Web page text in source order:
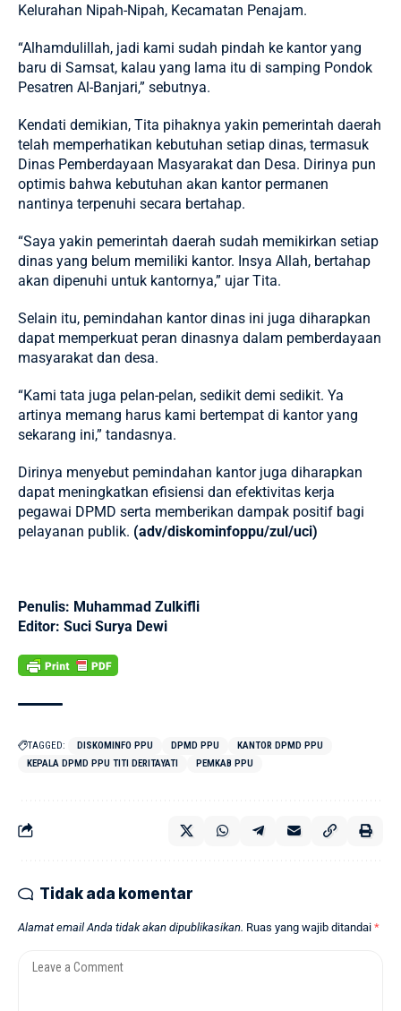
Kelurahan Nipah-Nipah, Kecamatan Penajam.
“Alhamdulillah, jadi kami sudah pindah ke kantor yang
baru di Samsat, kalau yang lama itu di samping Pondok
Pesatren Al-Banjari,” sebutnya.
Kendati demikian, Tita pihaknya yakin pemerintah daerah
telah memperhatikan kebutuhan setiap dinas, termasuk
Dinas Pemberdayaan Masyarakat dan Desa. Dirinya pun
optimis bahwa kebutuhan akan kantor permanen
nantinya terpenuhi secara bertahap.
“Saya yakin pemerintah daerah sudah memikirkan setiap
dinas yang belum memiliki kantor. Insya Allah, bertahap
akan dipenuhi untuk kantornya,” ujar Tita.
Selain itu, pemindahan kantor dinas ini juga diharapkan
dapat memperkuat peran dinasnya dalam pemberdayaan
masyarakat dan desa.
“Kami tata juga pelan-pelan, sedikit demi sedikit. Ya
artinya memang harus kami bertempat di kantor yang
sekarang ini,” tandasnya.
Dirinya menyebut pemindahan kantor juga diharapkan
dapat meningkatkan efisiensi dan efektivitas kerja
pegawai DPMD serta memberikan dampak positif bagi
pelayanan publik. (adv/diskominfoppu/zul/uci)
Penulis: Muhammad Zulkifli
Editor: Suci Surya Dewi
TAGGED: DISKOMINFO PPU DPMD PPU
KANTOR DPMD PPU
KEPALA DPMD PPU TITI DERITAYATI
PEMKAB PPU
Tidak ada komentar
Alamat email Anda tidak akan dipublikasikan. Ruas yang wajib ditandai *